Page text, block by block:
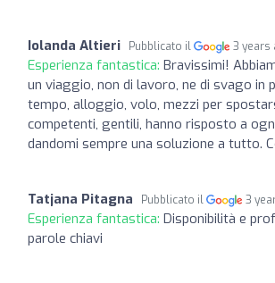
Iolanda Altieri Pubblicato il 3 years
Esperienza fantastica: Bravissimi!
un viaggio, non di lavoro, ne di svago in
tempo, alloggio, volo, mezzi per
competenti, gentili, hanno risposto a
dandomi sempre una soluzione a tutto.
Tatjana Pitagna Pubblicato il 3
Esperienza fantastica: Disponibilità e
parole chiavi